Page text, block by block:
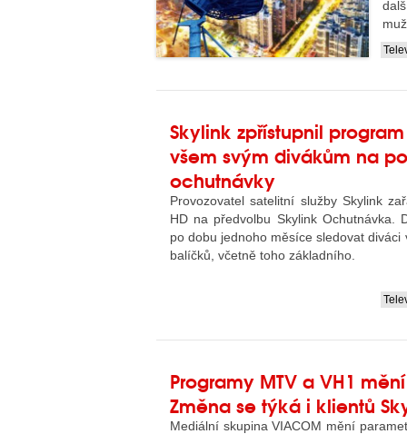
....
Skylink zpřístupnil program
všem svým divákům na
ochutnávky
Provozovatel satelitní služby Skylink
HD na předvolbu Skylink Ochutnávka.
po dobu jednoho měsíce sledovat diváci
balíčků, včetně toho základního.
Programy MTV a VH1
Změna se týká i klientů
Mediální skupina VIACOM mění